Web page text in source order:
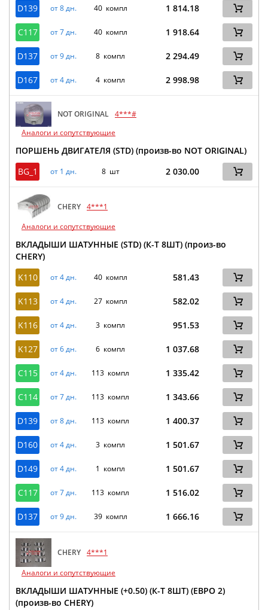
D139 от 8 дн. 40 компл 1 814.18
C117 от 7 дн. 40 компл 1 918.64
D137 от 9 дн. 8 компл 2 294.49
D167 от 4 дн. 4 компл 2 998.98
NOT ORIGINAL 4***#
Аналоги и сопутствующие
ПОРШЕНЬ ДВИГАТЕЛЯ (STD) (произв-во NOT ORIGINAL)
BG_1
от 1 дн. 8 шт 2 030.00
CHERY 4***1
Аналоги и сопутствующие
ВКЛАДЫШИ ШАТУННЫЕ (STD) (К-Т 8ШТ) (произ-во
CHERY)
K110
от 4 дн. 40 компл 581.43
K113 от 4 дн. 27 компл 582.02
K116 от 4 дн. 3 компл 951.53
K127 от 6 дн. 6 компл 1 037.68
C115 от 4 дн. 113 компл 1 335.42
C114 от 7 дн. 113 компл 1 343.66
D139 от 8 дн. 113 компл 1 400.37
D160 от 4 дн. 3 компл 1 501.67
D149 от 4 дн. 1 компл 1 501.67
C117 от 7 дн. 113 компл 1 516.02
D137 от 9 дн. 39 компл 1 666.16
CHERY 4***1
Аналоги и сопутствующие
ВКЛАДЫШИ ШАТУННЫЕ (+0.50) (К-Т 8ШТ) (ЕВРО 2)
(произв-во CHERY)